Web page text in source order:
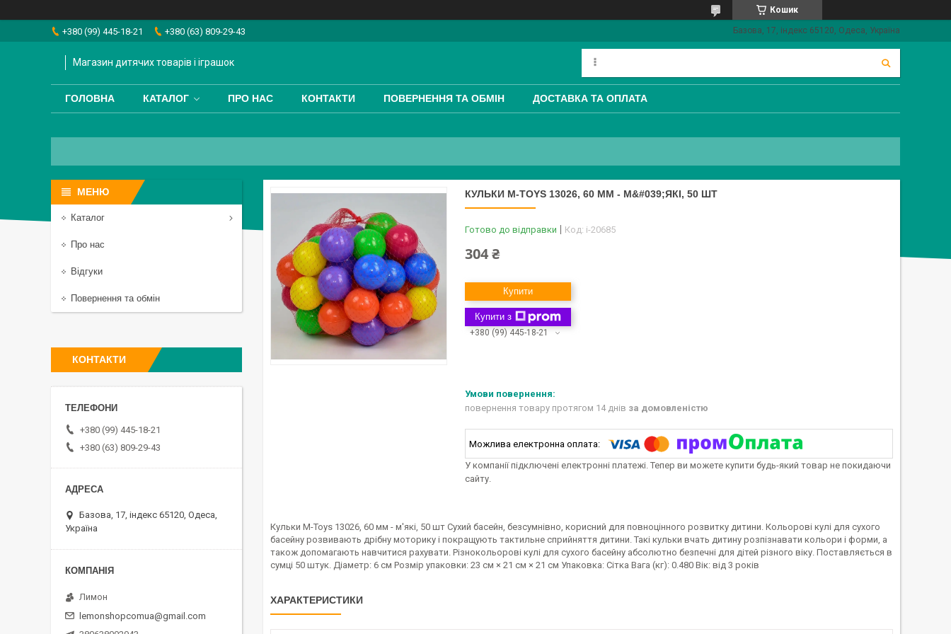
Кошик
+380 (99) 445-18-21 +380 (63) 809-29-43 Базова, 17, індекс 65120, Одеса, Україна
Магазин дитячих товарів і іграшок
ГОЛОВНА КАТАЛОГ ПРО НАС КОНТАКТИ ПОВЕРНЕННЯ ТА ОБМІН ДОСТАВКА ТА ОПЛАТА
КУЛЬКИ M-TOYS 13026, 60 ММ - М&#039;ЯКІ, 50 ШТ
Готово до відправки Код: i-20685
304 ₴
Купити
Купити з
+380 (99) 445-18-21
повернення товару протягом 14 днів за домовленістю
У компанії підключені електронні платежі. Тепер ви можете купити будь-який товар не покидаючи
сайту.
Кульки M-Toys 13026, 60 мм - м'які, 50 шт Сухий басейн, безсумнівно, корисний для повноцінного розвитку дитини. Кольорові кулі для сухого
басейну розвивають дрібну моторику і покращують тактильне сприйняття дитини. Такі кульки вчать дитину розпізнавати кольори і форми, а
також допомагають навчитися рахувати. Різнокольорові кулі для сухого басейну абсолютно безпечні для дітей різного віку. Поставляється в
сумці 50 штук. Діаметр: 6 см Розмір упаковки: 23 см × 21 см × 21 см Упаковка: Сітка Вага (кг): 0.480 Вік: від 3 років
ХАРАКТЕРИСТИКИ
Каталог
Про нас
Відгуки
Повернення та обмін
КОНТАКТИ
+380 (99) 445-18-21
+380 (63) 809-29-43
Базова, 17, індекс 65120, Одеса,
Україна
Лимон
lemonshopcomua@gmail.com